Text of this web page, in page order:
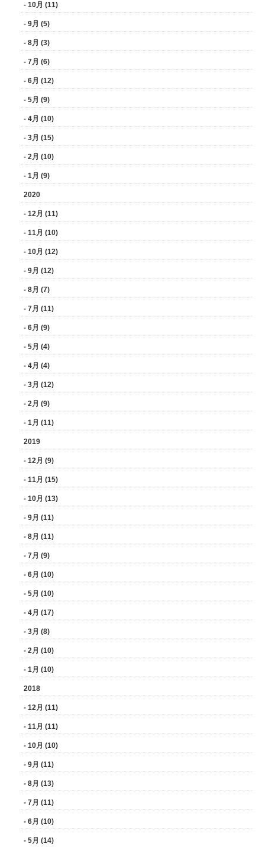
- 10月 (11)
- 9月 (5)
- 8月 (3)
- 7月 (6)
- 6月 (12)
- 5月 (9)
- 4月 (10)
- 3月 (15)
- 2月 (10)
- 1月 (9)
2020
- 12月 (11)
- 11月 (10)
- 10月 (12)
- 9月 (12)
- 8月 (7)
- 7月 (11)
- 6月 (9)
- 5月 (4)
- 4月 (4)
- 3月 (12)
- 2月 (9)
- 1月 (11)
2019
- 12月 (9)
- 11月 (15)
- 10月 (13)
- 9月 (11)
- 8月 (11)
- 7月 (9)
- 6月 (10)
- 5月 (10)
- 4月 (17)
- 3月 (8)
- 2月 (10)
- 1月 (10)
2018
- 12月 (11)
- 11月 (11)
- 10月 (10)
- 9月 (11)
- 8月 (13)
- 7月 (11)
- 6月 (10)
- 5月 (14)